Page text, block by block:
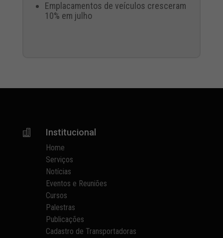
Emplacamentos de veículos cresceram
10% em julho
 Institucional
Home
Serviços
Notícias
Eventos e Reuniões
Cursos
Palestras
Publicações
Cadastro de Transportadoras